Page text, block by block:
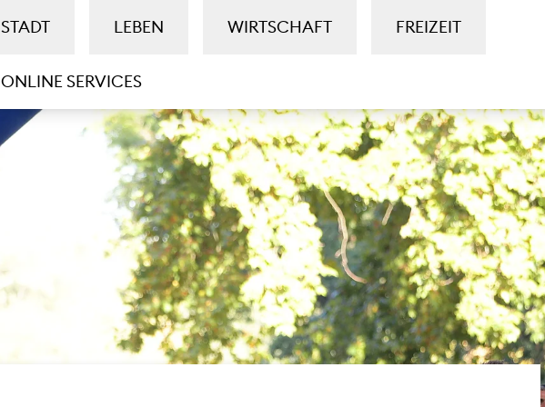
STADT LEBEN WIRTSCHAFT FREIZEIT
ONLINE SERVICES